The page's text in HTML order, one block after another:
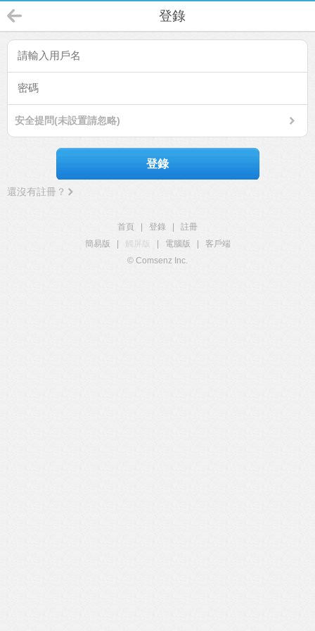
登錄
安全提問(未設置請忽略)
登錄
還沒有註冊？
首頁 登錄
註冊
簡易版
觸屏版 電腦版
客戶端
© Comsenz Inc.